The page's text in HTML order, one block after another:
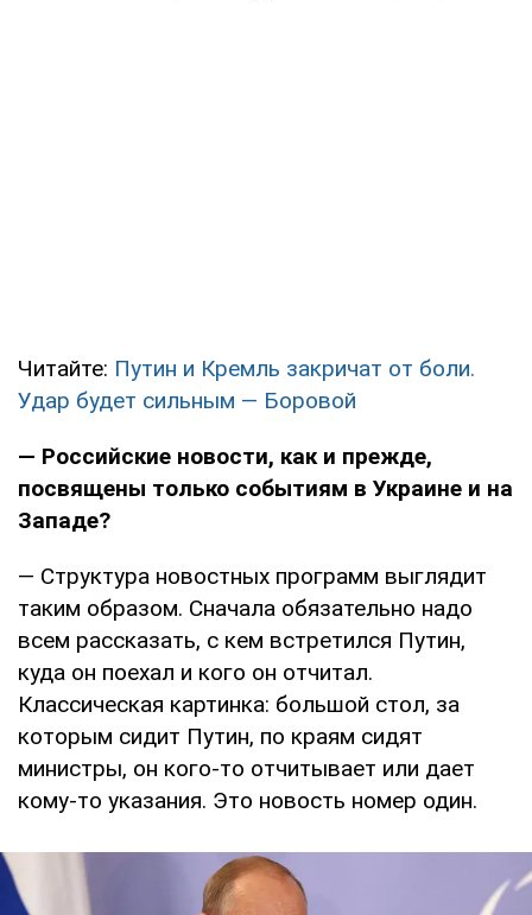
Читайте: Путин и Кремль закричат от боли.
Удар будет сильным — Боровой
— Российские новости, как и прежде,
посвящены только событиям в Украине и на
Западе?
— Структура новостных программ выглядит
таким образом. Сначала обязательно надо
всем рассказать, с кем встретился Путин,
куда он поехал и кого он отчитал.
Классическая картинка: большой стол, за
которым сидит Путин, по краям сидят
министры, он кого-то отчитывает или дает
кому-то указания. Это новость номер один.